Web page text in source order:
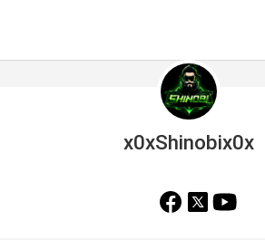
x0xShinobix0x